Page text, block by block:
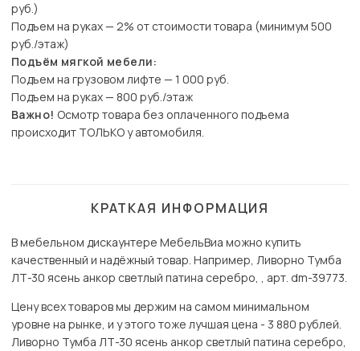
руб.)
Подъем на руках — 2% от стоимости товара (минимум 500
руб./этаж)
Подъём мягкой мебели:
Подъем на грузовом лифте — 1 000 руб.
Подъем на руках — 800 руб./этаж
Важно! Осмотр товара без оплаченного подъема
происходит ТОЛЬКО у автомобиля.
КРАТКАЯ ИНФОРМАЦИЯ
В мебельном дискаунтере МебельВиа можно купить
качественный и надёжный товар. Например, Ливорно Тумба
ЛТ-30 ясень анкор светлый патина серебро, , арт. dm-39773.
Цену всех товаров мы держим на самом минимальном
уровне на рынке, и у этого тоже лучшая цена - 3 880 рублей.
Ливорно Тумба ЛТ-30 ясень анкор светлый патина серебро,